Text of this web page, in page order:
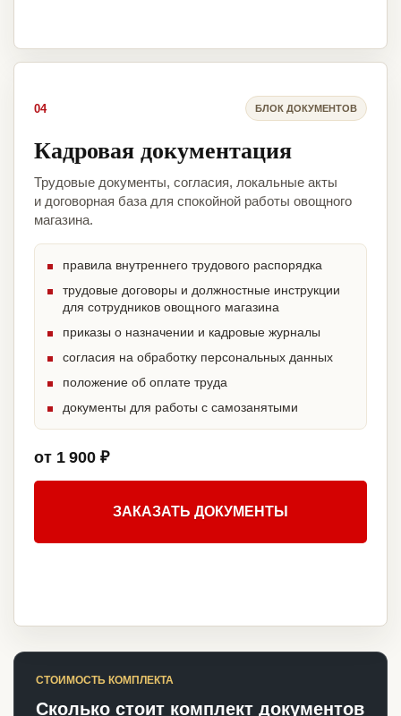
04 БЛОК ДОКУМЕНТОВ
Кадровая документация
Трудовые документы, согласия, локальные акты
и договорная база для спокойной работы овощного
магазина.
правила внутреннего трудового распорядка
трудовые договоры и должностные инструкции
для сотрудников овощного магазина
приказы о назначении и кадровые журналы
согласия на обработку персональных данных
положение об оплате труда
документы для работы с самозанятыми
от 1 900 ₽
ЗАКАЗАТЬ ДОКУМЕНТЫ
СТОИМОСТЬ КОМПЛЕКТА
Сколько стоит комплект документов